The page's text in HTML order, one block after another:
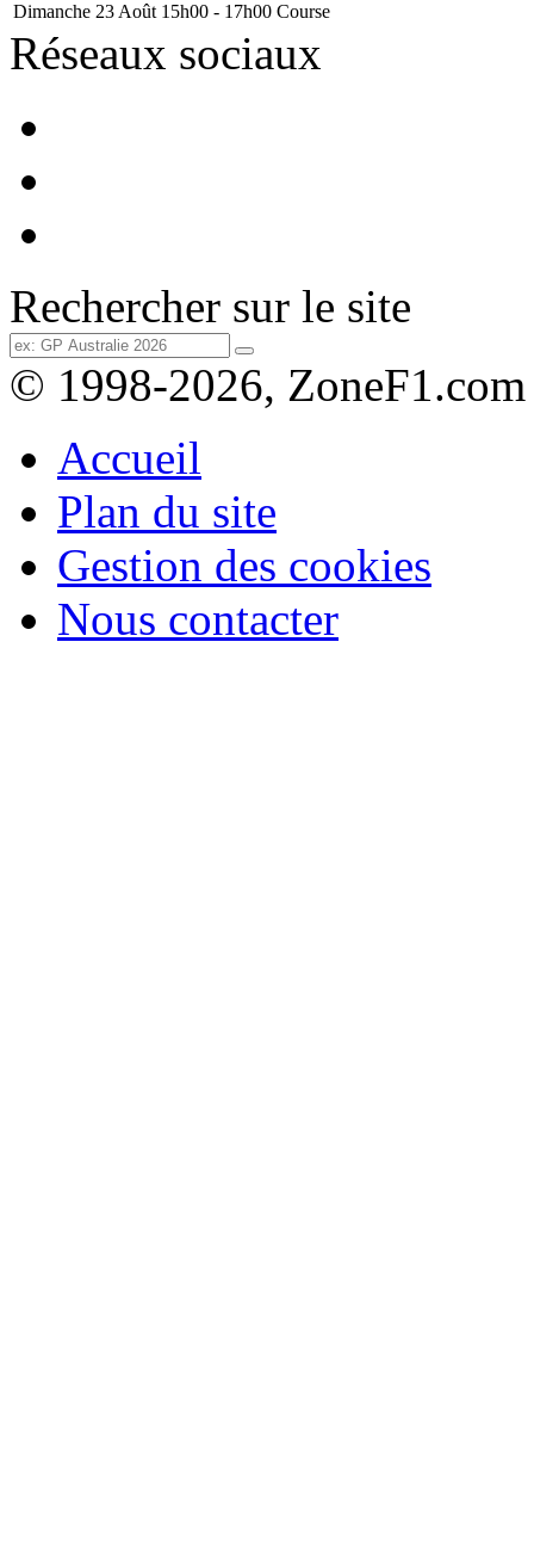
Dimanche 23 Août 15h00 - 17h00 Course
Réseaux sociaux
Rechercher sur le site
© 1998-2026, ZoneF1.com
Accueil
Plan du site
Gestion des cookies
Nous contacter